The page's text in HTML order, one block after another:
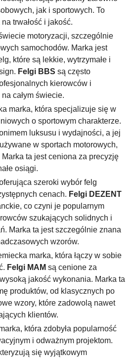
jak i sportowych. To
trwałość i jakość.
motoryzacji, szczególnie
samochodów. Marka jest
które są lekkie, wytrzymałe i
Felgi BBS są często
kierowców i
całym świecie.
marka, która specjalizuje się w
o sportowym charakterze.
luksusu i wydajności, a jej
w sportach motorowych,
ta jest ceniona za precyzję
osiągi.
szeroki wybór felg
cenach. Felgi DEZENT
co czyni je popularnym
szukających solidnych i
Marka ta jest szczególnie znana
wzorów.
marka, która łączy w sobie
Felgi MAM są cenione za
jakość wykonania. Marka ta
produktów, od klasycznych po
wzory, które zadowolą nawet
klientów.
która zdobyła popularność
i odważnym projektom.
się wyjątkowym